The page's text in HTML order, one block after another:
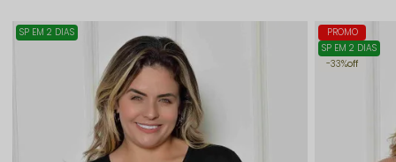
SP EM 2 DIAS
33%off
PROMO
SP EM 2 DIAS